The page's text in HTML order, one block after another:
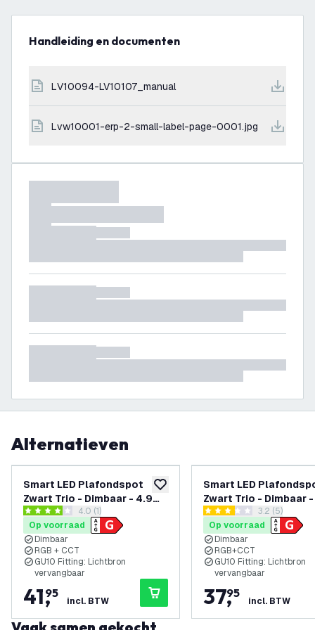
Handleiding en documenten
LV10094-LV10107_manual
lvw10001-erp-2-small-label-page-0001.jpg
Alternatieven
toevoegen aan verlanglijst
Smart LED Plafondspot
Zwart Trio - Dimbaar - 4.9W
- RGB+CCT - Kantelbaar
reviews drawer openen
4 score sterren4.0 (1)
Op voorraad
Dimbaar
RGB + CCT
GU10 Fitting: Lichtbron
vervangbaar
41,
95
incl. BTW
Smart LED
Zwart Trio - Dimbaar
- RGB+CCT -
reviews
3.2 score sterren3.2 (5)
Op voorraad
Dimbaar
RGB+CCT
GU10 Fitting: Lichtbron
vervangbaar
37,
95
incl. BTW